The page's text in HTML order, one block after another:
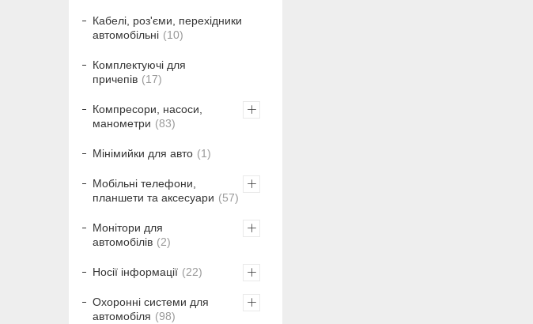
Кабелі, роз'єми, перехідники
автомобільні
10
Комплектуючі для
причепів
17
Компресори, насоси,
манометри
83
Мінімийки для авто 1
Мобільні телефони,
планшети та аксесуари
57
Монітори для
автомобілів
2
Носії інформації 22
Охоронні системи для
автомобіля
98